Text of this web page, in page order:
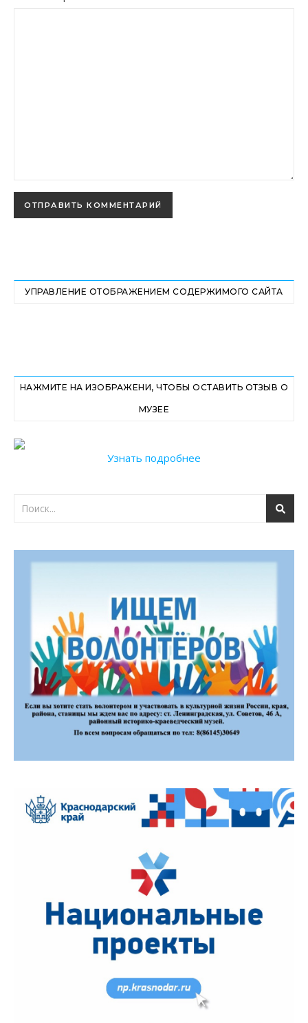
УПРАВЛЕНИЕ ОТОБРАЖЕНИЕМ СОДЕРЖИМОГО САЙТА
НАЖМИТЕ НА ИЗОБРАЖЕНИ, ЧТОБЫ ОСТАВИТЬ ОТЗЫВ О
МУЗЕЕ
Узнать подробнее